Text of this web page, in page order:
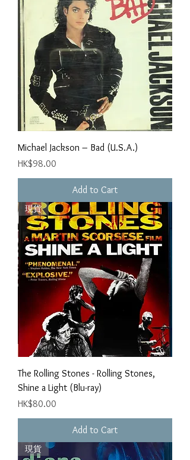
Michael Jackson ‎– Bad (U.S.A.)
Price
HK$98.00
Add to Cart
現貨
The Rolling Stones - Rolling Stones,
Shine a Light (Blu-ray)
Price
HK$80.00
Add to Cart
現貨